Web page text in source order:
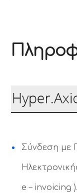
Σύνδεση με
e – invoicing ).